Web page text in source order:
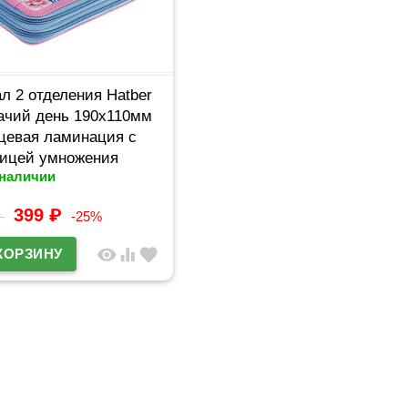
2 отделения Hatber
день 190х110мм
ламинация с
умножения
399 ₽ -25%
visibility equalizer favorite